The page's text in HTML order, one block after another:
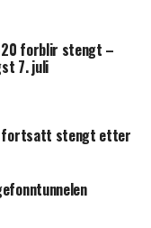
forblir stengt –
7. juli
fortsatt stengt etter